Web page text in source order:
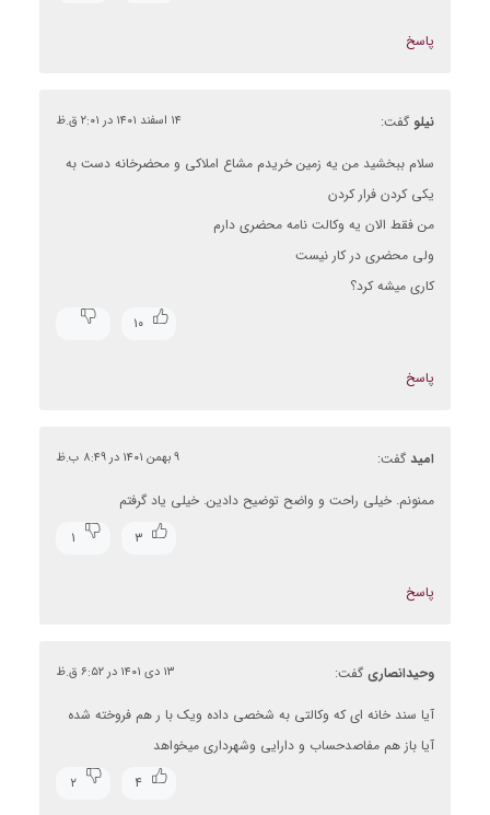
پاسخ
نیلو گفت: ۱۴ اسفند ۱۴۰۱ در ۲:۰۱ ق.ظ
سلام ببخشید من یه زمین خریدم مشاع املاکی و محضرخانه دست به
یکی کردن فرار کردن
من فقط الان یه وکالت نامه محضری دارم
ولی محضری در کار نیست
کاری میشه کرد؟
۱۰
پاسخ
امید گفت: ۹ بهمن ۱۴۰۱ در ۸:۴۹ ب.ظ
ممنونم. خیلی راحت و واضح توضیح دادین. خیلی یاد گرفتم
۳
۱
پاسخ
وحیدانصاری گفت: ۱۳ دی ۱۴۰۱ در ۶:۵۲ ق.ظ
آیا سند خانه ای که وکالتی به شخصی داده ویک با ر هم فروخته شده
آیا باز هم مفاصدحساب و دارایی وشهرداری میخواهد
۴
۲